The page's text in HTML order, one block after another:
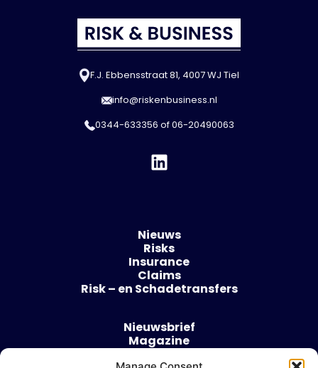
F.J. Ebbensstraat 81, 4007 WJ Tiel
info@riskenbusiness.nl
0344-633356 of06-20490063
Nieuws
Risks
Insurance
Claims
Risk – en Schadetransfers
Nieuwsbrief
Magazine